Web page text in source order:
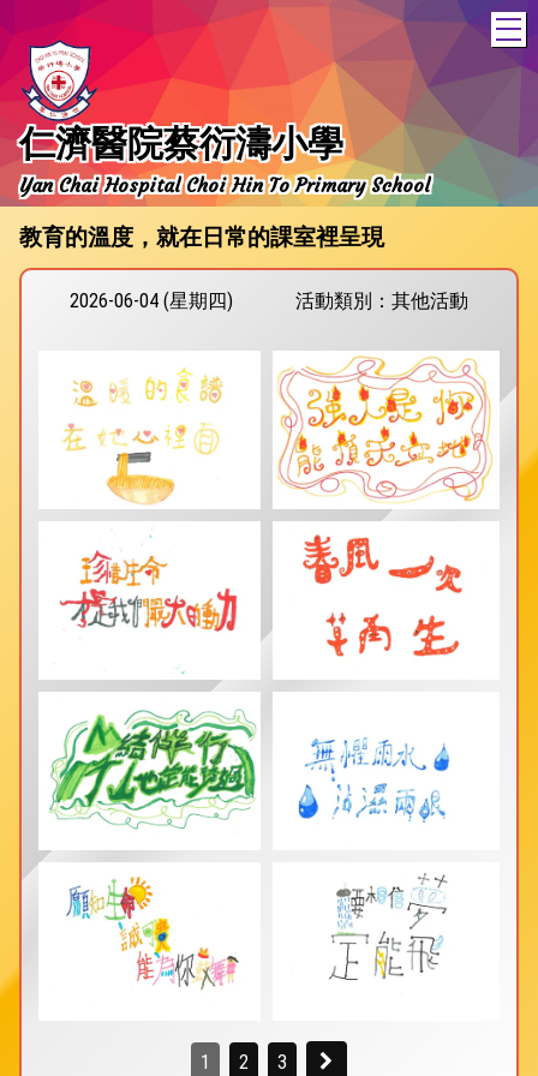
仁濟醫院蔡衍濤小學
Yan Chai Hospital Choi Hin To Primary School
教育的溫度，就在日常的課室裡呈現
2026-06-04 (星期四) 活動類別：其他活動
1 2 3